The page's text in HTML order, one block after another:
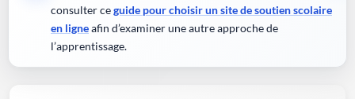
consulter ceguide pour choisir un site de soutien scolaire
en ligneafin d’examiner une autre approche de
l’apprentissage.